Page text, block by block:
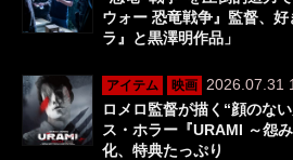
ウォー 恐竜戦争』監督、
ラ』と黒澤明作品」
アイテム 映画
2026.07.31
ロメロ監督が描く“顔のな
ス・ホラー『URAMI ～怨
化、特典たっぷり